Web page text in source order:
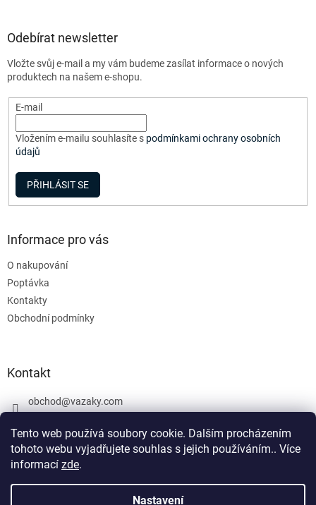
Tento web používá soubory cookie. Dalším procházením
tohoto webu vyjadřujete souhlas s jejich používáním.. Více
informací zde.
Nastavení
Odebírat newsletter
Vložte svůj e-mail a my vám budeme zasílat informace o nových
produktech na našem e-shopu.
E-mail
Vložením e-mailu souhlasíte s podmínkami ochrany osobních
údajů
PŘIHLÁSIT SE
Informace pro vás
O nakupování
Poptávka
Kontakty
Obchodní podmínky
Kontakt
obchod@vazaky.com